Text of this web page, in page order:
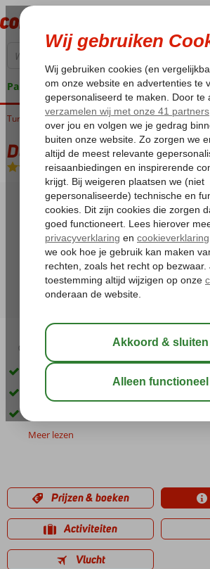
Pakketgarantie
Home
Turkije Egeische kust Kusadasi Kusadasi-Centrum
Dabaklar Hotel
Halfpension- Hotel
03:15
In het centrum van Kusadasi
Kleinschalig hotel
Meer lezen
Prijzen & boeken
Activiteiten
Vlucht